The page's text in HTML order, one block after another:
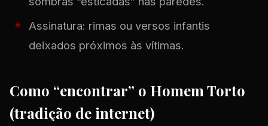
Assinatura: rimas ou versos infantis
deixados próximos às vítimas.
Como “encontrar” o Homem Torto
(tradição de internet)